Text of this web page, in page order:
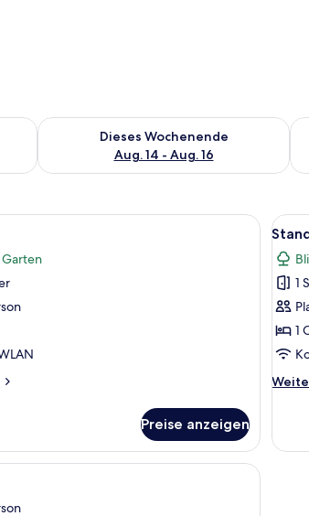
Aug. 9 - Aug. 10.
Dieses Wochenende
Aug. 14 - Aug. 16
Überprüfe die Verfügbarkeit für dieses
einem Fernseher und großen Fenstern.
Ein Schlafzimmer mit Bett, Schreibtisch,
Preise anzeigen
Alle
für
15
1
1
Suite
weißen Bett mit brauner Bettwäsche, einem
Ein Schlafzimmer mit Bett, Fernseher,